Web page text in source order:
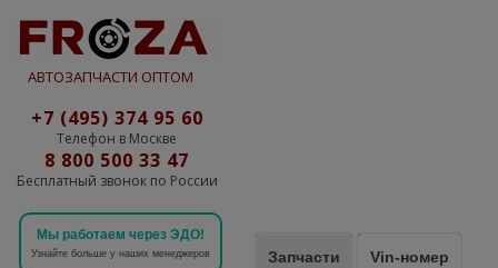
АВТОЗАПЧАСТИ ОПТОМ
+7 (495) 374 95 60
Телефон в Москве
8 800 500 33 47
Бесплатный звонок по России
Мы работаем через ЭДО!
Узнайте больше у наших менеджеров Запчасти Vin-номер